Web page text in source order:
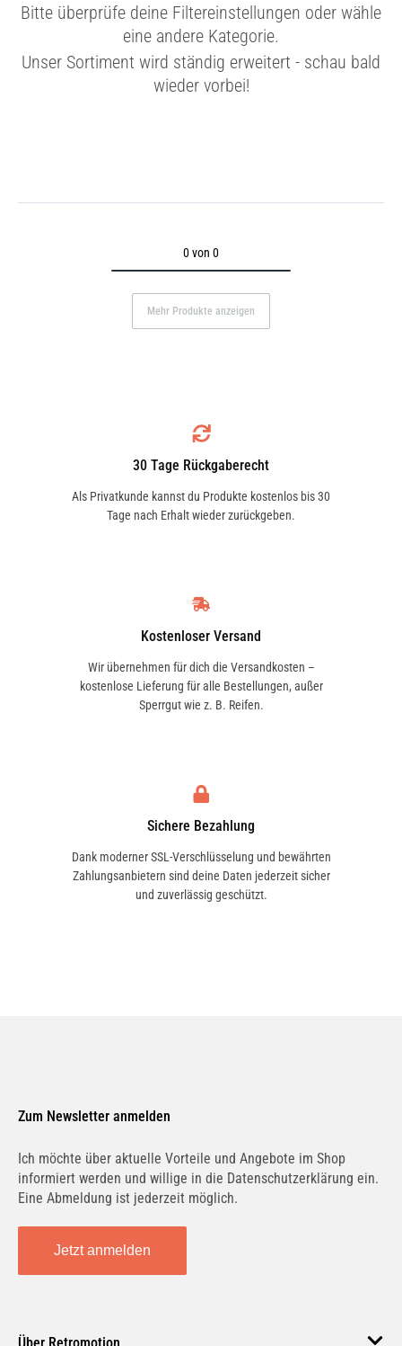
Bitte überprüfe deine Filtereinstellungen oder wähle
eine andere Kategorie.
Unser Sortiment wird ständig erweitert - schau bald
wieder vorbei!
0 von 0
Mehr Produkte anzeigen
30 Tage Rückgaberecht
Als Privatkunde kannst du Produkte kostenlos bis 30
Tage nach Erhalt wieder zurückgeben.
Kostenloser Versand
Wir übernehmen für dich die Versandkosten –
kostenlose Lieferung für alle Bestellungen, außer
Sperrgut wie z. B. Reifen.
Sichere Bezahlung
Dank moderner SSL-Verschlüsselung und bewährten
Zahlungsanbietern sind deine Daten jederzeit sicher
und zuverlässig geschützt.
Zum Newsletter anmelden
Ich möchte über aktuelle Vorteile und Angebote im Shop
informiert werden und willige in die Datenschutzerklärung ein.
Eine Abmeldung ist jederzeit möglich.
Jetzt anmelden